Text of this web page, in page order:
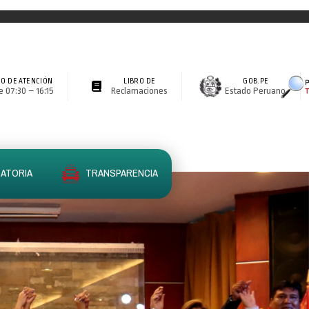
DE ATENCIÓN
07:30 – 16:15
LIBRO DE
Reclamaciones
GOB.PE
Estado Peruano
TRANSPARENCIA